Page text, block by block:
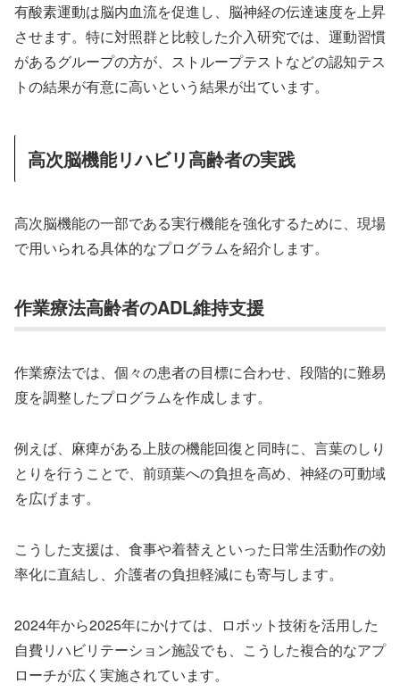
有酸素運動は脳内血流を促進し、脳神経の伝達速度を上昇
させます。特に対照群と比較した介入研究では、運動習慣
があるグループの方が、ストループテストなどの認知テス
トの結果が有意に高いという結果が出ています。
高次脳機能リハビリ高齢者の実践
高次脳機能の一部である実行機能を強化するために、現場
で用いられる具体的なプログラムを紹介します。
作業療法高齢者のADL維持支援
作業療法では、個々の患者の目標に合わせ、段階的に難易
度を調整したプログラムを作成します。
例えば、麻痺がある上肢の機能回復と同時に、言葉のしり
とりを行うことで、前頭葉への負担を高め、神経の可動域
を広げます。
こうした支援は、食事や着替えといった日常生活動作の効
率化に直結し、介護者の負担軽減にも寄与します。
2024年から2025年にかけては、ロボット技術を活用した
自費リハビリテーション施設でも、こうした複合的なアプ
ローチが広く実施されています。